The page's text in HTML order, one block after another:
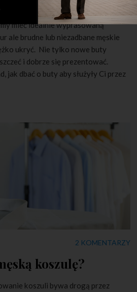
niezwykle istotnym elementem
mieć idealnie wyprasowaną
ale brudne lub niezadbane męskie
ukryć. Nie tylko nowe buty
i dobrze się prezentować.
jak dbać o buty aby służyły Ci przez
2 KOMENTARZY
koszulę?
koszuli bywa drogą przez